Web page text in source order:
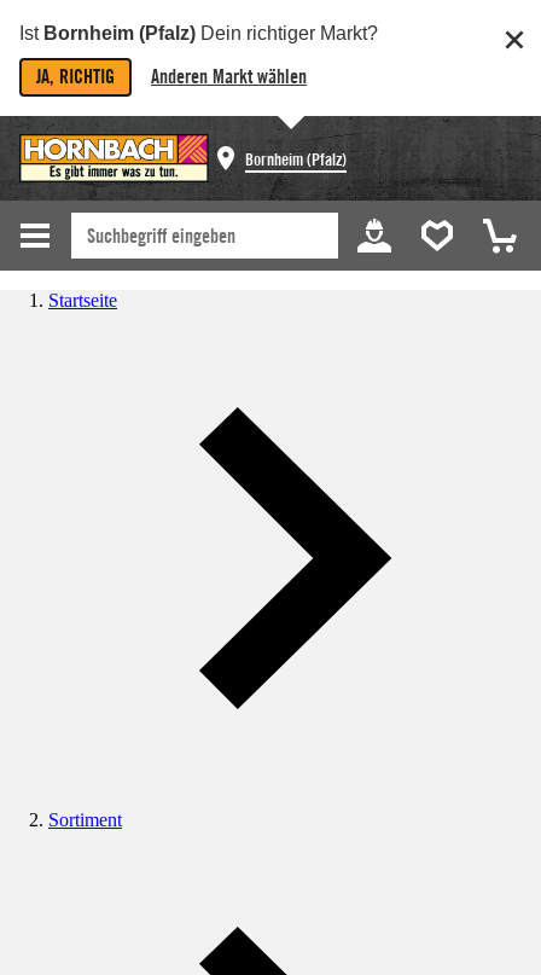
Ist Bornheim (Pfalz) Dein richtiger Markt?
JA, RICHTIG Anderen Markt wählen
Bornheim (Pfalz)
Startseite
Sortiment